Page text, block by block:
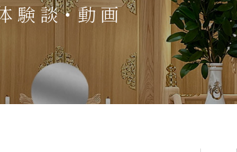
験談・動画